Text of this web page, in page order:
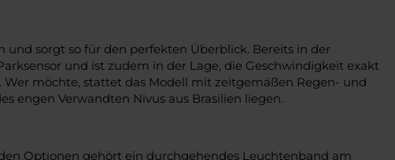
und sorgt so für den perfekten Überblick. Bereits in der
und ist zudem in der Lage, die Geschwindigkeit exakt
möchte, stattet das Modell mit zeitgemäßen Regen- und
engen Verwandten Nivus aus Brasilien liegen.
Optionen gehört ein durchgehendes Leuchtenband am